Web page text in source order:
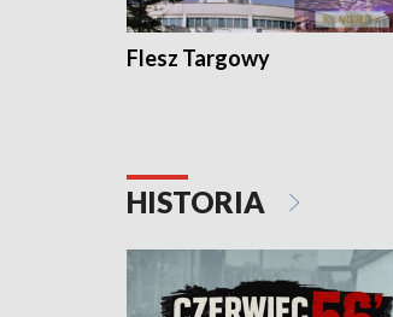
Flesz Targowy
HISTORIA